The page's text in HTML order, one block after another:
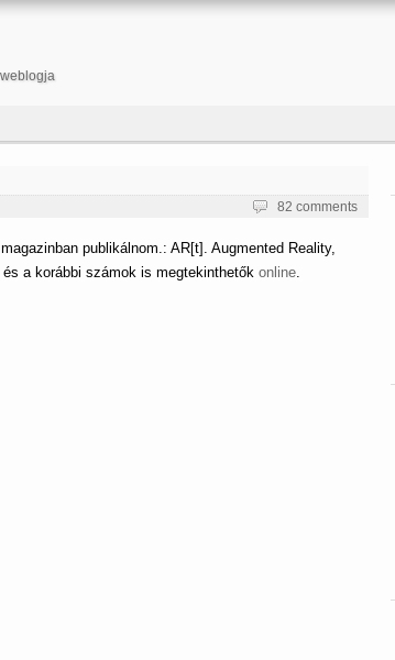
82 comments
publikálnom.: AR[t]. Augmented Reality,
a korábbi számok is megtekinthetők online.